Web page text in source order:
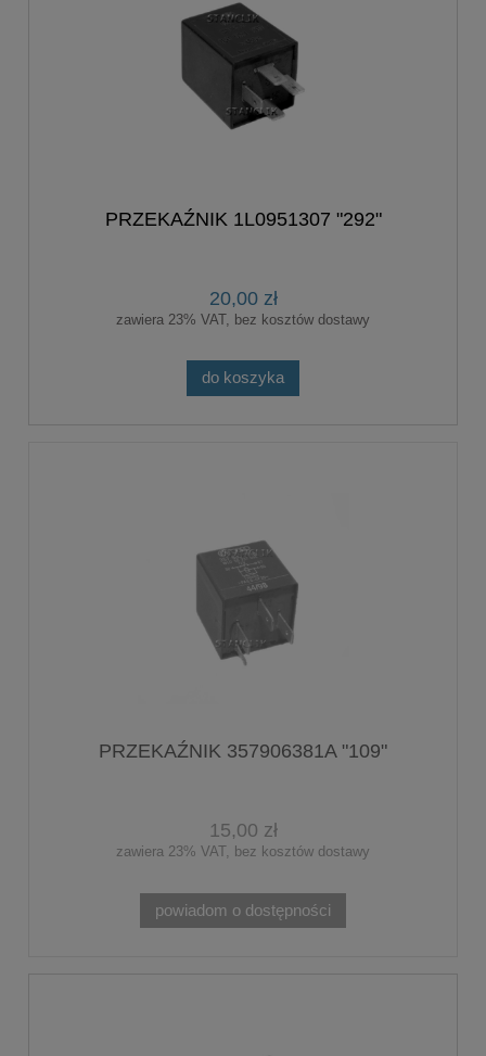
PRZEKAŹNIK 1L0951307 "292"
20,00 zł
zawiera 23% VAT, bez kosztów dostawy
do koszyka
PRZEKAŹNIK 357906381A "109"
15,00 zł
zawiera 23% VAT, bez kosztów dostawy
powiadom o dostępności